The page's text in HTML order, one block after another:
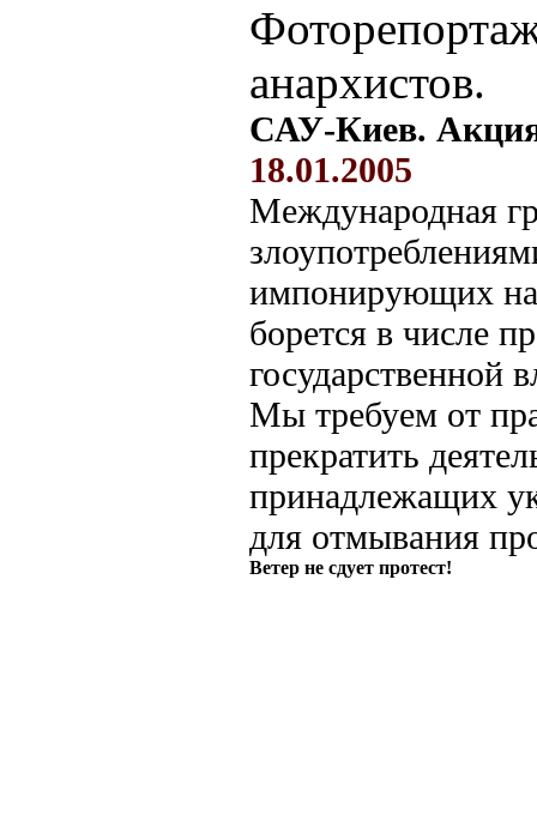
анархистов.
САУ-Киев.
18.01.2005
Международная
импонирующих
борется в числе
государственной
Мы требуем от
прекратить
принадлежащих
для отмывания
Ветер не сдует протест!